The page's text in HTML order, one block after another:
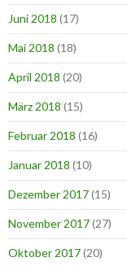
Juni 2018 (17)
Mai 2018 (18)
April 2018 (20)
März 2018 (15)
Februar 2018 (16)
Januar 2018 (10)
Dezember 2017(15)
November 2017(27)
Oktober 2017(20)